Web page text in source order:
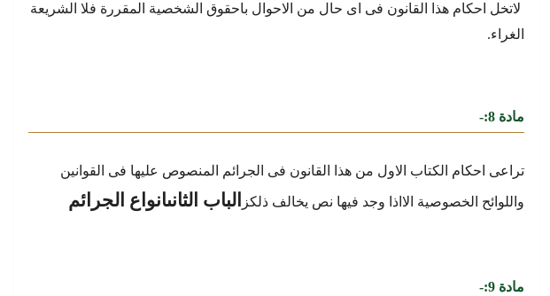
لاتخل احكام هذا القانون فى اى حال من الاحوال باحقوق الشخصية المقررة فلا الشريعة
الغراء.
مادة 8:-
تراعى احكام الكتاب الاول من هذا القانون فى الجرائم المنصوص عليها فى القوانين
واللوائح الخصوصية الااذا وجد فيها نص يخالف ذلكز الباب الثانىانواع الجرائم
مادة 9:-